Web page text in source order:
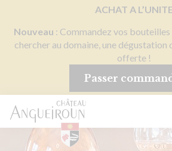
Panneau de gestion des cookies
ACHAT A
Nouveau : Commandez vos bouteilles
chercher au domaine, une dégustation
offerte !
Passer